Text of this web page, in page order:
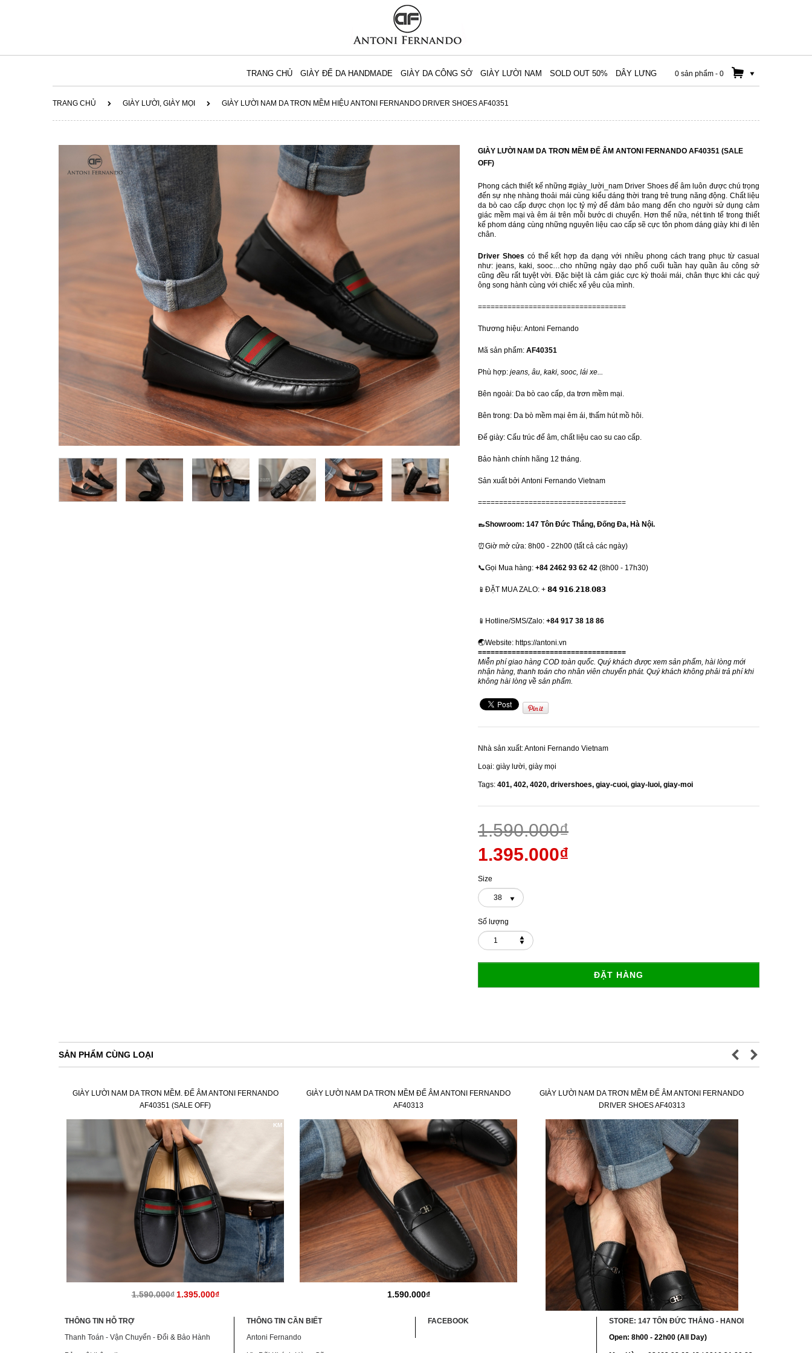
TRANG CHỦ GIÀY ĐẾ DA HANDMADE GIÀY DA CÔNG SỞ GIÀY LƯỜI NAM SOLD OUT 50% DÂY LƯNG 0 sản phẩm - 0
TRANG CHỦ GIÀY LƯỜI, GIÀY MỌI GIÀY LƯỜI NAM DA TRƠN MỀM HIỆU ANTONI FERNANDO DRIVER SHOES AF40351
GIÀY LƯỜI NAM DA TRƠN MỀM ĐẾ ÂM ANTONI FERNANDO AF40351 (SALE
OFF)
Phong cách thiết kế những #giày_lười_nam Driver Shoes đế âm luôn được chú trọng
đến sự nhẹ nhàng thoải mái cùng kiểu dáng thời trang trẻ trung năng động. Chất liệu
da bò cao cấp được chọn lọc tỷ mỷ để đảm bảo mang đến cho người sử dụng cảm
giác mềm mại và êm ái trên mỗi bước di chuyển. Hơn thế nữa, nét tinh tế trong thiết
kế phom dáng cùng những nguyên liệu cao cấp sẽ cực tôn phom dáng giày khi đi lên
chân.
Driver Shoes có thể kết hợp đa dạng với nhiều phong cách trang phục từ casual
như: jeans, kaki, sooc…cho những ngày dạo phố cuối tuần hay quần âu công sở
cũng đều rất tuyệt vời. Đặc biệt là cảm giác cực kỳ thoải mái, chân thực khi các quý
ông song hành cùng với chiếc xế yêu của mình.
===================================
Thương hiệu: Antoni Fernando
Mã sản phẩm: AF40351
Phù hợp: jeans, âu, kaki, sooc, lái xe...
Bên ngoài: Da bò cao cấp, da trơn mềm mại.
Bên trong: Da bò mềm mại êm ái, thấm hút mồ hôi.
Đế giày: Cấu trúc đế âm, chất liệu cao su cao cấp.
Bảo hành chính hãng 12 tháng.
Sản xuất bởi Antoni Fernando Vietnam
===================================
👞Showroom: 147 Tôn Đức Thắng, Đống Đa, Hà Nội.
⏰Giờ mở cửa: 8h00 - 22h00 (tất cả các ngày)
📞Gọi Mua hàng: +84 2462 93 62 42 (8h00 - 17h30)
📱ĐẶT MUA ZALO: + 𝟴𝟰 𝟵𝟭𝟲.𝟮𝟭𝟴.𝟬𝟴𝟯
📱Hotline/SMS/Zalo: +84 917 38 18 86
🌏Website: https://antoni.vn
===================================
Miễn phí giao hàng COD toàn quốc. Quý khách được xem sản phẩm, hài lòng mới
nhận hàng, thanh toán cho nhân viên chuyển phát. Quý khách không phải trả phí khi
không hài lòng về sản phẩm.
Nhà sản xuất:Antoni Fernando Vietnam
Loại: giày lười, giày mọi
Tags: 401, 402, 4020, drivershoes, giay-cuoi, giay-luoi, giay-moi
1.590.000₫
1.395.000₫
Size
38
Số lượng
ĐẶT HÀNG
SẢN PHẨM CÙNG LOẠI
GIÀY LƯỜI NAM DA TRƠN MỀM. ĐẾ ÂM ANTONI FERNANDO
AF40351 (SALE OFF)
KM
1.590.000₫ 1.395.000₫
GIÀY LƯỜI NAM DA TRƠN MỀM ĐẾ ÂM ANTONI FERNANDO
AF40313
1.590.000₫
GIÀY LƯỜI NAM DA TRƠN MỀM ĐẾ ÂM ANTONI FERNANDO
DRIVER SHOES AF40313
THÔNG TIN HỖ TRỢ
Thanh Toán - Vận Chuyển - Đổi & Bảo Hành
THÔNG TIN CẦN BIẾT
Antoni Fernando
FACEBOOK
STORE: 147 TÔN ĐỨC THẮNG - HANOI
Open: 8h00 - 22h00 (All Day)